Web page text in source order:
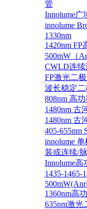
管
Innolume广
innolume
1330nm
1420nm
500mW（
CWLD连续
FP激光二
波长稳定二
808nm 高
1480nm 古
1480nm 古
405-655nm
innolume
装或连续/
Innolume
1435-1465-
1360nm高
635nm激光